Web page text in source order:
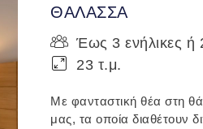
ΘΑΛΑΣΣΑ
Έως 3 ενήλικες ή
23 τ.μ.
Με φανταστική θέα στη
μας, τα οποία διαθέτουν